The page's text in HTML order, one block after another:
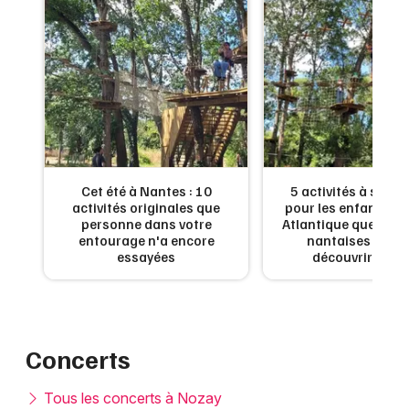
Cet été à Nantes : 10
activités originales que
personne dans votre
entourage n'a encore
essayées
5 activités à
pour les enfants en
Atlantique que les
nantaises
découvrir cet
Concerts
Tous les concerts à Nozay